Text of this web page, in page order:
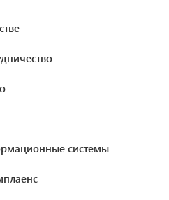
системы